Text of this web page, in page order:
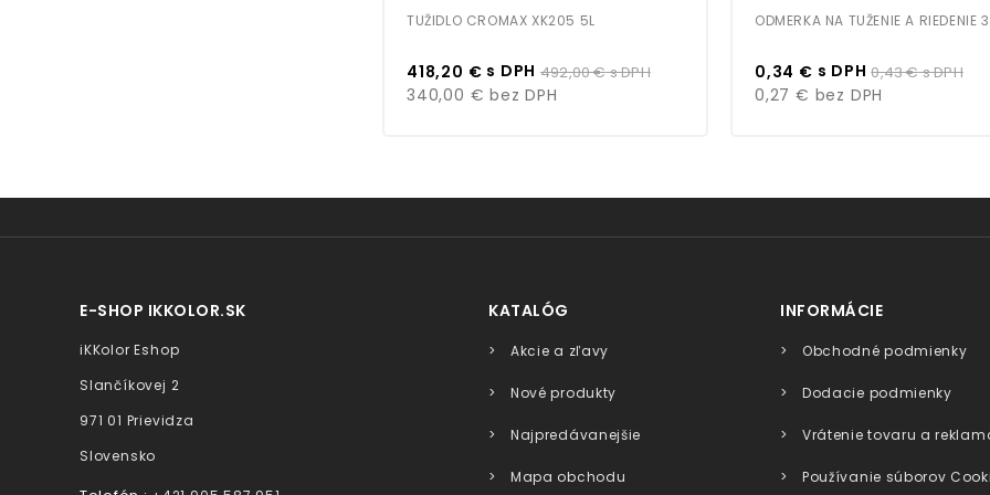
TUŽIDLO CROMAX XK205 5L
Cena
418,20 € s DPH Bežná
cena
492,00 €s DPH
340,00 € bez DPH
ODMERKA NA TUŽENIE A RIEDENIE
Cena
0,34 € s DPH Bežná
cena
0,43 €s DPH
0,27 € bez DPH
E-SHOP IKKOLOR.SK
iKKolor Eshop
Slančíkovej 2
971 01 Prievidza
Slovensko
KATALÓG
Akcie a zľavy
Nové produkty
Najpredávanejšie
Mapa obchodu
INFORMÁCIE
Obchodné podmienky
Dodacie podmienky
Vrátenie tovaru a
Používanie súborov